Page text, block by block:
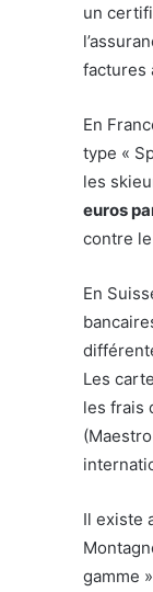
un
factures
En
type «
les
euros
contre le
En
Les
les frais
Il existe
gamme